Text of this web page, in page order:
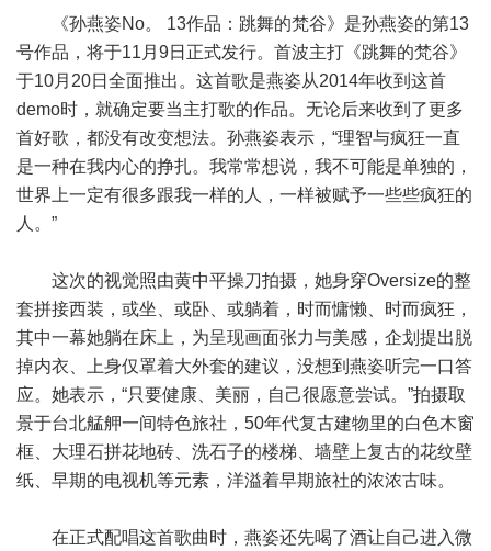
《孙燕姿No。 13作品：跳舞的梵谷》是孙燕姿的第13
号作品，将于11月9日正式发行。首波主打《跳舞的梵谷》
于10月20日全面推出。这首歌是燕姿从2014年收到这首
demo时，就确定要当主打歌的作品。无论后来收到了更多
首好歌，都没有改变想法。孙燕姿表示，“理智与疯狂一直
是一种在我内心的挣扎。我常常想说，我不可能是单独的，
世界上一定有很多跟我一样的人，一样被赋予一些些疯狂的
人。”
这次的视觉照由黄中平操刀拍摄，她身穿Oversize的整
套拼接西装，或坐、或卧、或躺着，时而慵懒、时而疯狂，
其中一幕她躺在床上，为呈现画面张力与美感，企划提出脱
掉内衣、上身仅罩着大外套的建议，没想到燕姿听完一口答
应。她表示，“只要健康、美丽，自己很愿意尝试。”拍摄取
景于台北艋舺一间特色旅社，50年代复古建物里的白色木窗
框、大理石拼花地砖、洗石子的楼梯、墙壁上复古的花纹壁
纸、早期的电视机等元素，洋溢着早期旅社的浓浓古味。
在正式配唱这首歌曲时，燕姿还先喝了酒让自己进入微